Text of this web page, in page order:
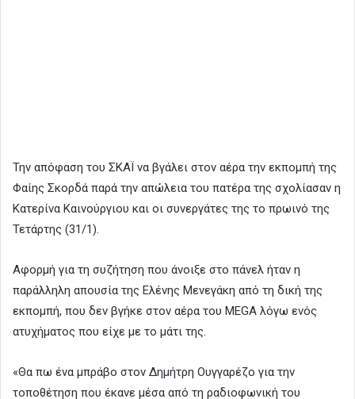
Την απόφαση του ΣΚΑΪ να βγάλει στον αέρα την εκπομπή της
Φαίης Σκορδά παρά την απώλεια του πατέρα της σχολίασαν η
Κατερίνα Καινούργιου και οι συνεργάτες της το πρωινό της
Τετάρτης (31/1).
Αφορμή για τη συζήτηση που άνοιξε στο πάνελ ήταν η
παράλληλη απουσία της Ελένης Μενεγάκη από τη δική της
εκπομπή, που δεν βγήκε στον αέρα του MEGA λόγω ενός
ατυχήματος που είχε με το μάτι της.
«Θα πω ένα μπράβο στον Δημήτρη Ουγγαρέζο για την
τοποθέτηση που έκανε μέσα από τη ραδιοφωνική του